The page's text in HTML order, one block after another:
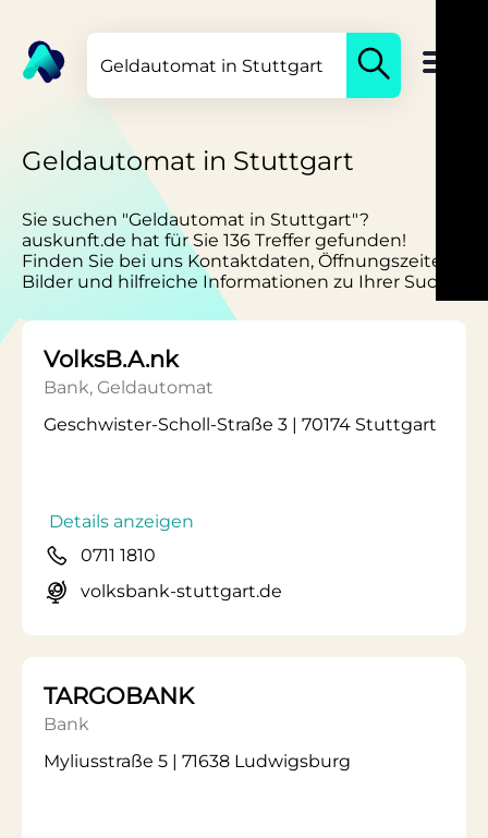
Geldautomat in Stuttgart
Sie suchen "Geldautomat in Stuttgart"?
auskunft.de hat für Sie 136 Treffer gefunden!
Finden Sie bei uns Kontaktdaten, Öffnungszeiten,
Bilder und hilfreiche Informationen zu Ihrer Suche.
VolksB.A.nk
Bank, Geldautomat
Geschwister-Scholl-Straße 3 | 70174 Stuttgart
Details anzeigen
0711 1810
volksbank-stuttgart.de
TARGOBANK
Bank
Myliusstraße 5 | 71638 Ludwigsburg